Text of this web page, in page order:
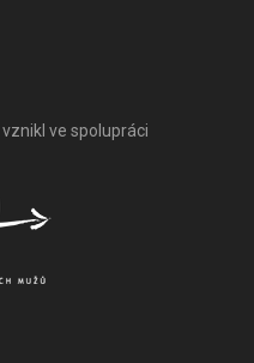
ve spolupráci